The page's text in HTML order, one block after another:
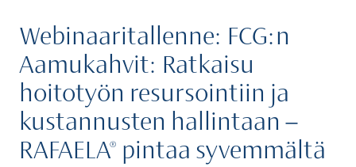
Webinaaritallenne: FCG:n
Aamukahvit: Ratkaisu
hoitotyön resursointiin ja
kustannusten hallintaan –
RAFAELA® pintaa syvemmältä